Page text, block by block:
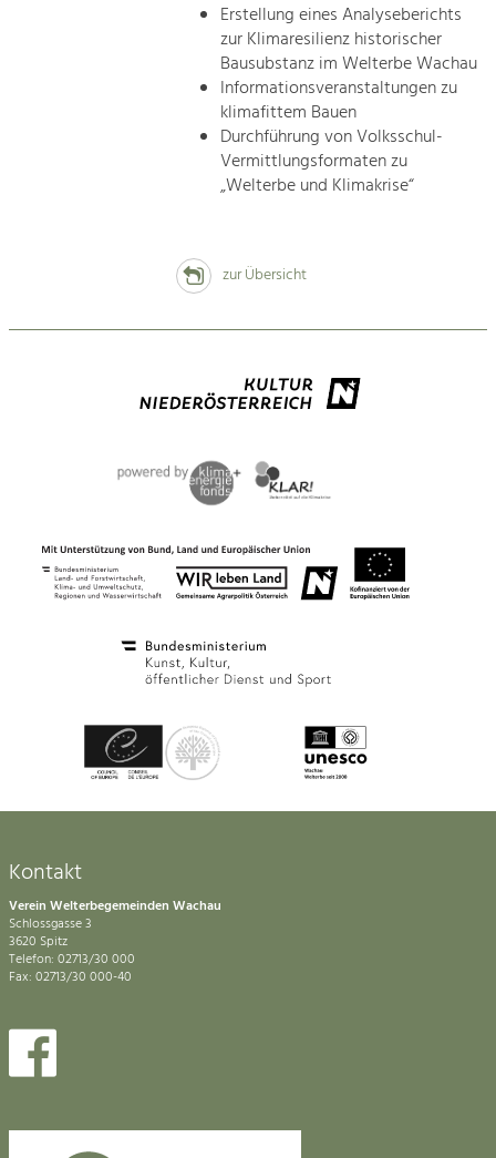
Erstellung eines Analyseberichts
zur Klimaresilienz historischer
Bausubstanz im Welterbe Wachau
Informationsveranstaltungen zu
klimafittem Bauen
Durchführung von Volksschul-
Vermittlungsformaten zu
„Welterbe und Klimakrise“
zur Übersicht
Kontakt
Verein Welterbegemeinden Wachau
Schlossgasse 3
3620 Spitz
Telefon: 02713/30 000
Fax: 02713/30 000-40